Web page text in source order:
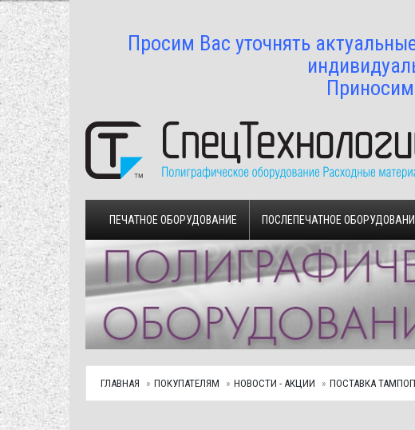
Просим Вас уточнять
ПЕЧАТНОЕ ОБОРУДОВАНИЕ ПОСЛЕПЕЧАТНОЕ
ГЛАВНАЯ ПОКУПАТЕЛЯМ НОВОСТИ - АКЦИИ ПОСТАВКА